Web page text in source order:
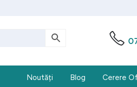
Noutăți Blog Cerere